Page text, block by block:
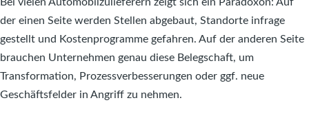
der
industriellen
Ausbildung"
der einen Seite werden Stellen abgebaut, Standorte infrage
gestellt und Kostenprogramme gefahren. Auf der anderen Seite
brauchen Unternehmen genau diese Belegschaft, um
Transformation, Prozessverbesserungen oder ggf. neue
Geschäftsfelder in Angriff zu nehmen.